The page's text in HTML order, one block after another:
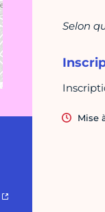
Selon
Mise